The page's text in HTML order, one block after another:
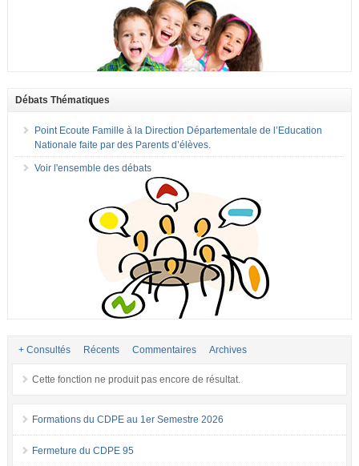
Débats Thématiques
Point Ecoute Famille à la Direction Départementale de l’Education
Nationale faite par des Parents d’élèves.
Voir l'ensemble des débats
+ Consultés Récents Commentaires Archives
Cette fonction ne produit pas encore de résultat.
Formations du CDPE au 1er Semestre 2026
Fermeture du CDPE 95